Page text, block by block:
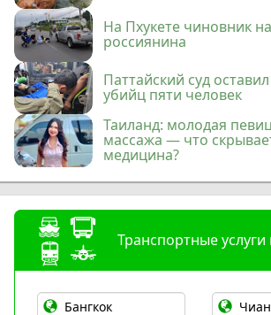
На Пхукете чиновник
россиянина
Паттайский суд
убийц пяти человек
Таиланд: молодая
массажа — что
медицина?
Транспортные услуги